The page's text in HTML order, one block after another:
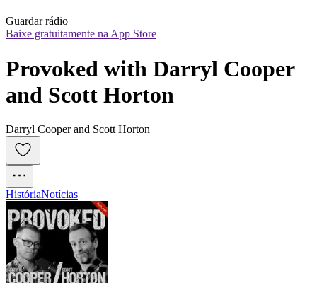
Guardar rádio
Baixe gratuitamente na App Store
Provoked with Darryl Cooper
and Scott Horton
Darryl Cooper and Scott Horton
HistóriaNotícias